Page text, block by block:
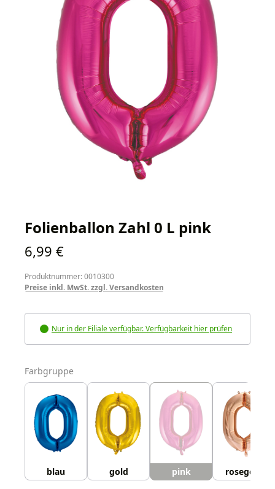
Folienballon Zahl 0 L pink
Regulärer Preis:
6,99 €
Produktnummer: 0010300
Preise inkl. MwSt. zzgl. Versandkosten
Nur in der Filiale verfügbar. Verfügbarkeit hier prüfen
Farbgruppe
blau gold pink rosegold